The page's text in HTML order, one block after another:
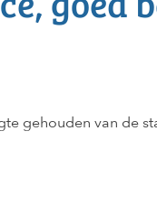
gehouden van de